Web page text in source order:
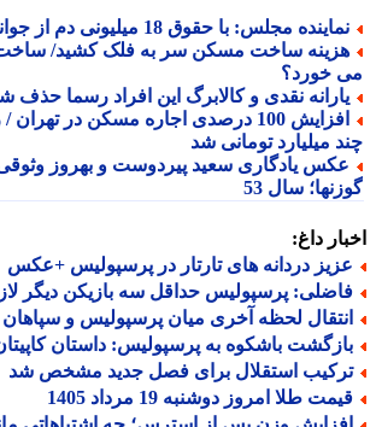
مجلس: با حقوق 18 میلیونی دم از جوانی جمعیت نزنید!
ساخت مسکن سر به فلک کشید/ ساخت هر
خورد؟
نقدی و کالابرگ این افراد رسما حذف شد
افزایش 100 درصدی اجاره مسکن در تهران /
میلیارد تومانی شد
یادگاری سعید پیردوست و بهروز وثوقی
سال 53
داغ:
دردانه های تارتار در پرسپولیس +عکس
پرسپولیس حداقل سه بازیکن دیگر لازم
لحظه آخری میان پرسپولیس و سپاهان
باشکوه به پرسپولیس: داستان کاپیتان
استقلال برای فصل جدید مشخص شد
طلا امروز دوشنبه 19 مرداد 1405